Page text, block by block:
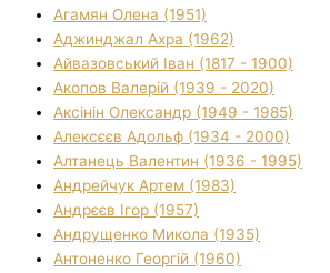
Агамян Олена (1951)
Аджинджал Ахра (1962)
Айвазовський Іван (1817 - 1900)
Акопов Валерій (1939 - 2020)
Аксінін Олександр (1949 - 1985)
Алексєєв Адольф (1934 - 2000)
Алтанець Валентин (1936 - 1995)
Андрейчук Артем (1983)
Андрєєв Ігор (1957)
Андрущенко Микола (1935)
Антоненко Георгій (1960)